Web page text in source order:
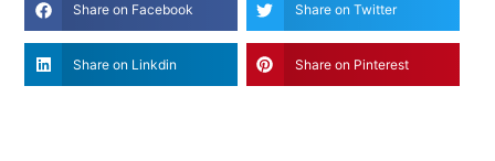
Share on Facebook Share on Twitter
Share on Linkdin Share on Pinterest